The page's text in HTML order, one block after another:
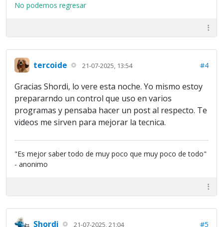
No podemos regresar
tercoide 21-07-2025, 13:54 #4
Gracias Shordi, lo vere esta noche. Yo mismo estoy
prepararndo un control que uso en varios
programas y pensaba hacer un post al respecto. Te
videos me sirven para mejorar la tecnica.
"Es mejor saber todo de muy poco que muy poco de todo"
- anonimo
Shordi 21-07-2025, 21:04 #5